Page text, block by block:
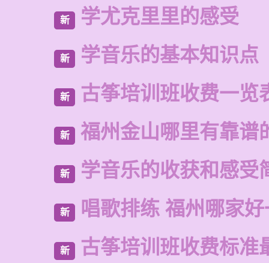
新 学尤克里里的感受
新 学音乐的基本知识点
新 古筝培训班收费一览
新 福州金山哪里有靠谱
新 学音乐的收获和感受
新 唱歌排练 福州哪家
新 古筝培训班收费标准